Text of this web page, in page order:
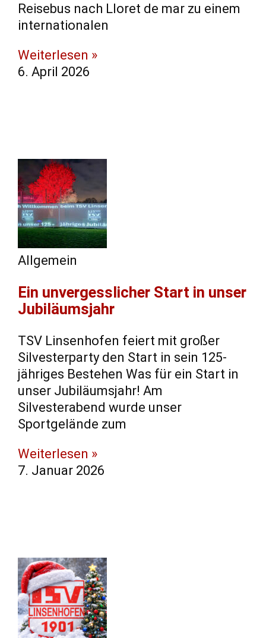
Reisebus nach Lloret de mar zu einem
internationalen
Weiterlesen »
6. April 2026
Allgemein
Ein unvergesslicher Start in unser
Jubiläumsjahr
TSV Linsenhofen feiert mit großer
Silvesterparty den Start in sein 125-
jähriges Bestehen Was für ein Start in
unser Jubiläumsjahr! Am
Silvesterabend wurde unser
Sportgelände zum
Weiterlesen »
7. Januar 2026